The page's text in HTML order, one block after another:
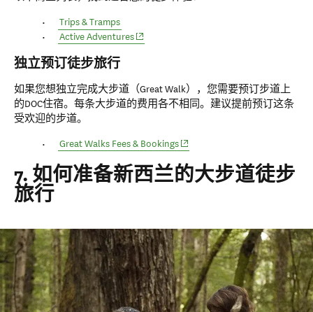
Trips & Tramps
Active Adventures
独立预订徒步旅行
如果您想独立完成大步道（Great Walk），您需要预订步道上
的DOC住宿。每条大步道的费用各不相同。建议提前预订这条
受欢迎的步道。
Great Walks Fees & Bookings
7. 如何准备新西兰的大步道徒步
旅行